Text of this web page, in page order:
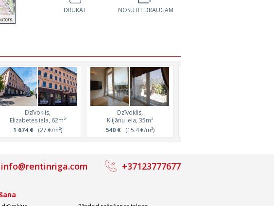
DRUKĀT NOSŪTĪT DRAUGAM
Dzīvoklis,
Elizabetes iela, 62m²
1 674 €(27 €/m²)
Dzīvoklis,
Klijānu iela, 35m²
540 €(15.4 €/m²)
info@rentinriga.com +37123777677